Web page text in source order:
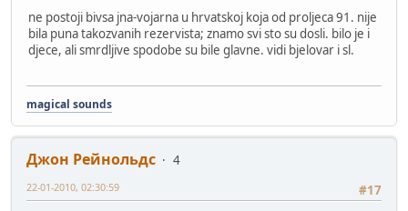
ne postoji bivsa jna-vojarna u hrvatskoj koja od proljeca 91. nije
bila puna takozvanih rezervista; znamo svi sto su dosli. bilo je i
djece, ali smrdljive spodobe su bile glavne. vidi bjelovar i sl.
magical sounds
Джон Рейнольдс
4
#17
22-01-2010, 02:30:59